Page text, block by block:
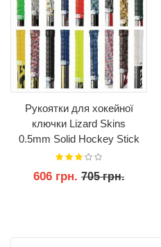
Рукоятки для хокейної
ключки Lizard Skins
0.5mm Solid Hockey Stick
Grip Tape-99см.
606 грн. 705 грн.